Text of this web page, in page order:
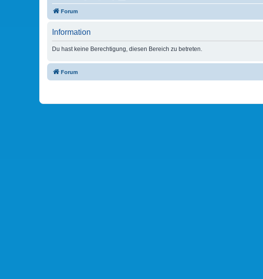
Forum
Information
Du hast keine Berechtigung, diesen Bereich zu betreten.
Forum